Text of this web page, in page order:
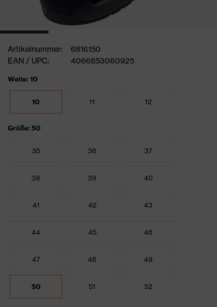
Artikelnummer:
6816150
EAN / UPC:
4066853060925
Weite: 10
10 11 12
Größe: 50
35 36 37
38 39 40
41 42 43
44 45 46
47 48 49
50 51 52